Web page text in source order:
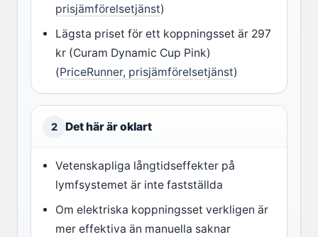
prisjämförelsetjänst)
Lägsta priset för ett koppningsset är 297
kr (Curam Dynamic Cup Pink)
(PriceRunner, prisjämförelsetjänst)
2 Det här är oklart
Vetenskapliga långtidseffekter på
lymfsystemet är inte fastställda
Om elektriska koppningsset verkligen är
mer effektiva än manuella saknar